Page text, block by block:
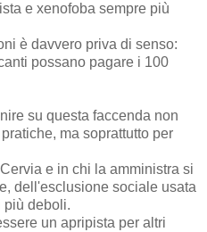
e xenofoba sempre più
è davvero priva di senso:
possano pagare i 100
su questa faccenda non
ma soprattutto per
e in chi la amministra si
dell'esclusione sociale usata
più deboli.
un apripista per altri